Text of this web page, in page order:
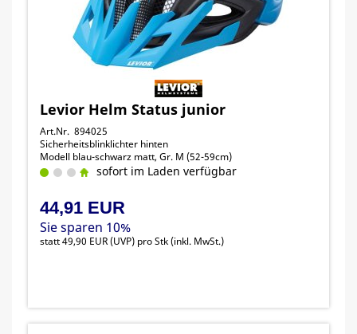
Levior Helm Status junior
Art.Nr. 894025
Sicherheitsblinklichter hinten
Modell blau-schwarz matt, Gr. M (52-59cm)
sofort im Laden verfügbar
44,91 EUR
Sie sparen 10%
statt49,90 EUR(UVP) pro Stk (inkl. MwSt.)